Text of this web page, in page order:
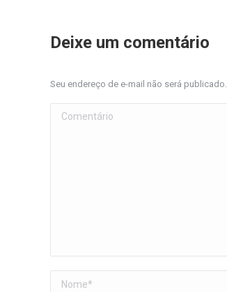
Deixe um comentário
Seu endereço de e-mail não será
Comentário
Nome *